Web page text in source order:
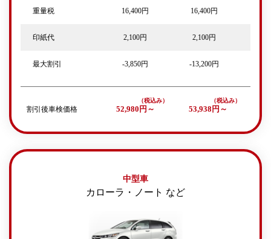
重量税 16,400円 16,400円
印紙代 2,100円 2,100円
最大割引 -3,850円 -13,200円
割引後車検価格 52,980円～ 53,938円～
中型車
カローラ・ノート など